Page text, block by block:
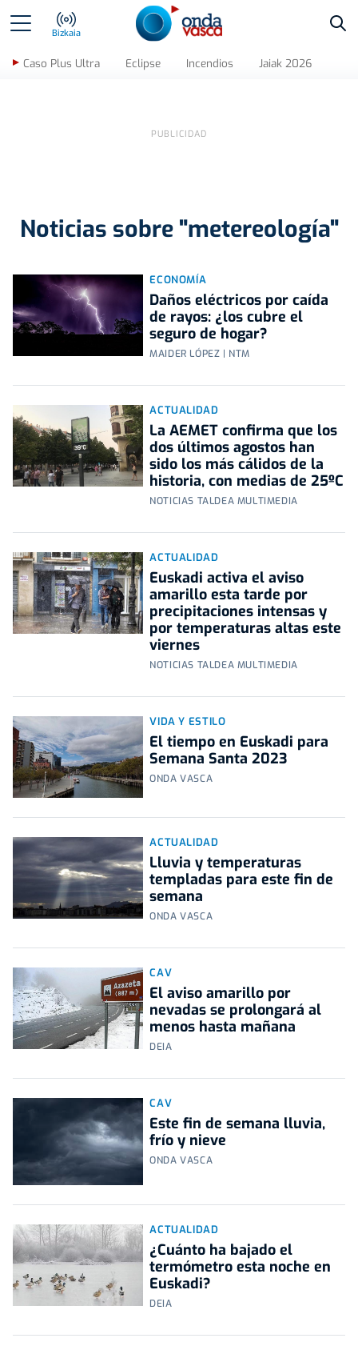
Bizkaia
Caso Plus Ultra Eclipse Incendios Jaiak 2026
Noticias sobre "metereología"
ECONOMÍA
Daños eléctricos por caída
de rayos: ¿los cubre el
seguro de hogar?
MAIDER LÓPEZ | NTM
ACTUALIDAD
La AEMET confirma que los
dos últimos agostos han
sido los más cálidos de la
historia, con medias de 25ºC
NOTICIAS TALDEA MULTIMEDIA
ACTUALIDAD
Euskadi activa el aviso
amarillo esta tarde por
precipitaciones intensas y
por temperaturas altas este
viernes
NOTICIAS TALDEA MULTIMEDIA
VIDA Y ESTILO
El tiempo en Euskadi para
Semana Santa 2023
ONDA VASCA
ACTUALIDAD
Lluvia y temperaturas
templadas para este fin de
semana
ONDA VASCA
CAV
El aviso amarillo por
nevadas se prolongará al
menos hasta mañana
DEIA
CAV
Este fin de semana lluvia,
frío y nieve
ONDA VASCA
ACTUALIDAD
¿Cuánto ha bajado el
termómetro esta noche en
Euskadi?
DEIA